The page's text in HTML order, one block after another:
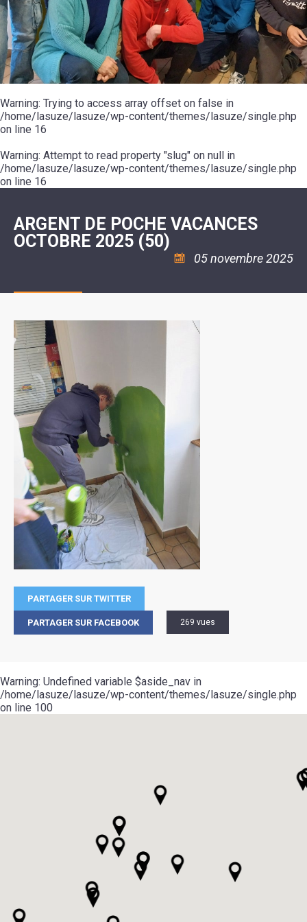
20ÈME
SIÈCLE
RÉUNIONS
DU
CONSEIL
MUNICIPAL
ARRÊTÉS
ET
DÉCISIONS
DU
MAIRE
MOT
DE
LA
MINORITÉ
LES
ÉCOLES
/
LE
COLLÈGE
ESPACE
JEUNES
11
18
:
ASSOCIATION
COULÉE
DOUCE
ENVIRONNEMENT
L'EAU
ET
L'ASSAINISSEMENT
LA
RÉSIDENCE
AUTONOMIE
LE
CCAS
LA
POLICE
SÉCURITÉ
/
RISQUES
MAJEURS
DE
MUSIQUE
L'ÉCOLE
COMMUNAUTAIRE
DE
DANSE
LA
PISCINE
ASSOCIATIONS
VOIE
VERTE
VISITES
ET
DÉCOUVERTES
LES
RANDONNÉES
LE
POUR
CAMPING-
CARS
TENTES
CARAVANES
LA
HALTE
FLUVIALE
SUZE
Warning: Trying to access array offset on false in
/home/lasuze/lasuze/wp-content/themes/lasuze/single.php
on line 16
Warning: Attempt to read property "slug" on null in
/home/lasuze/lasuze/wp-content/themes/lasuze/single.php
on line 16
ARGENT DE POCHE VACANCES
OCTOBRE 2025 (50)
05 novembre 2025
PARTAGER SUR TWITTER
PARTAGER SUR FACEBOOK 269 vues
Warning: Undefined variable $aside_nav in
/home/lasuze/lasuze/wp-content/themes/lasuze/single.php
on line 100